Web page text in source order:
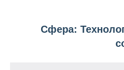
Сфера: